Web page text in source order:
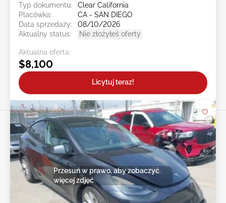
Typ dokumentu:
Clear California
Placówka:
CA - SAN DIEGO
Data sprzedaży:
08/10/2026
Aktualny status:
Nie złożyłeś oferty
Aktualna oferta:
$8,100
Licytuj teraz!
Przesuń w prawo, aby zobaczyć
więcej zdjęć